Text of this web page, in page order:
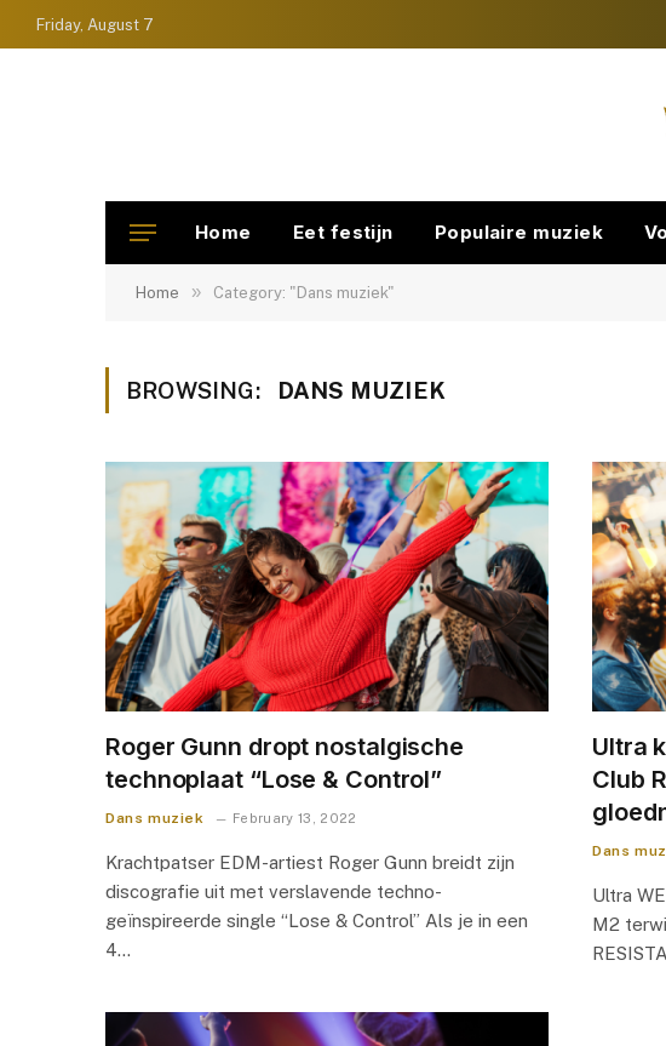
Friday, August 7
Home Eet festijn Populaire muziek
Home » Category: "Dans muziek"
BROWSING: DANS MUZIEK
Roger Gunn dropt nostalgische
technoplaat “Lose & Control”
Dans muziek February 13, 2022
Krachtpatser EDM-artiest Roger Gunn breidt zijn
discografie uit met verslavende techno-
geïnspireerde single “Lose & Control” Als je in een
4…
Ultra
Club
Dans
Ultra
M2